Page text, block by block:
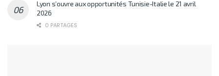
Lyon s’ouvre aux opportunités Tunisie-Italie le 21 avril
2026
0 PARTAGES